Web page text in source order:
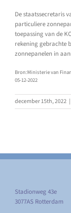
De staatssecretaris
particuliere
toepassing van de
rekening gebrachte
zonnepanelen in
Bron:Ministerie van
05-12-2022
december 15th, 2022 |
Stadionweg 43e
3077AS Rotterdam